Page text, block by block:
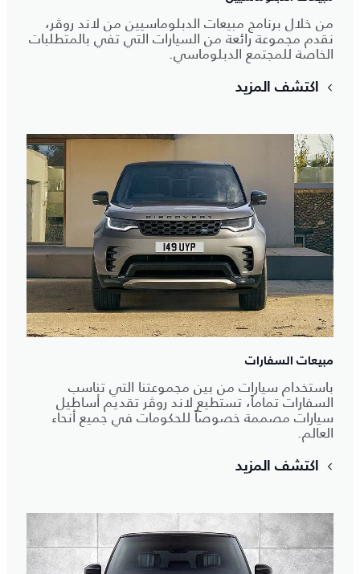
من خلال برنامج مبيعات الدبلوماسيين من لاند روڤر،
نقدم مجموعة رائعة من السيارات التي تفي بالمتطلبات
الخاصة للمجتمع الدبلوماسي.
اكتشف المزيد
مبيعات السفارات
باستخدام سيارات من بين مجموعتنا التي تناسب
السفارات تماماً، تستطيع لاند روڤر تقديم أساطيل
سيارات مصممة خصوصاً للحكومات في جميع أنحاء
العالم.
اكتشف المزيد